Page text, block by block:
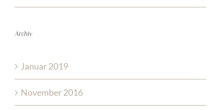
Archiv
Januar 2019
November 2016